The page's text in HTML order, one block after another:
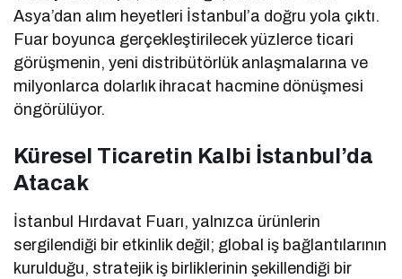
Asya’dan alım heyetleri İstanbul’a doğru yola çıktı.
Fuar boyunca gerçekleştirilecek yüzlerce ticari
görüşmenin, yeni distribütörlük anlaşmalarına ve
milyonlarca dolarlık ihracat hacmine dönüşmesi
öngörülüyor.
Küresel Ticaretin Kalbi İstanbul’da
Atacak
İstanbul Hırdavat Fuarı, yalnızca ürünlerin
sergilendiği bir etkinlik değil; global iş bağlantılarının
kurulduğu, stratejik iş birliklerinin şekillendiği bir